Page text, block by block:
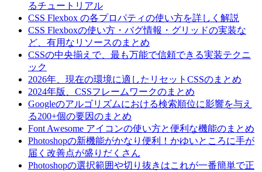
るチュートリアル
CSS Flexbox の各プロパティの使い方を詳しく解説
CSS Flexboxの使い方・バグ情報・グリッドの実装な
ど、有用なリソースのまとめ
CSSの中央揃えで、最も万能で信頼できる実装テクニ
ック
2026年、現在の環境に適したリセットCSSのまとめ
2024年版、CSSフレームワークのまとめ
Googleのアルゴリズムにおける検索順位に影響を与え
る200+個の要因のまとめ
Font Awesome アイコンの使い方と便利な機能のまとめ
Photoshopの新機能がかなり便利！かゆいところに手が
届く改善点が盛りだくさん
Photoshopの選択範囲や切り抜きはこれが一番簡単で正